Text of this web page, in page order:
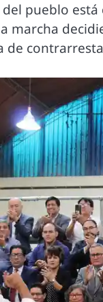
pueblo
marcha
de